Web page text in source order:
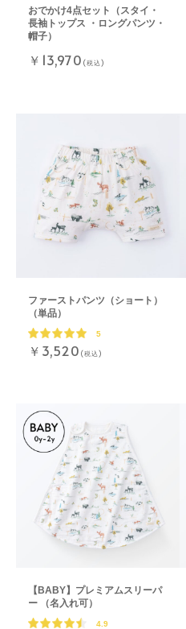
おでかけ4点セット（スタイ・
長袖トップス ・ロングパンツ・
帽子）
￥13,970 (税込)
ファーストパンツ（ショート）
（単品）
5
￥3,520 (税込)
【BABY】プレミアムスリーパ
ー （名入れ可）
4.9